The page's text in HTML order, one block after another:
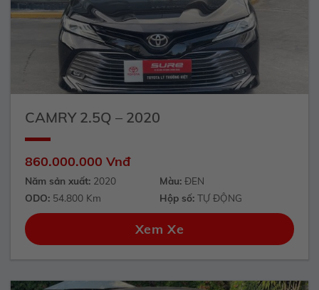
CAMRY 2.5Q – 2020
860.000.000 Vnđ
Năm sản xuất:2020 Màu: ĐEN
ODO:54.800 Km Hộp số: TỰ ĐỘNG
Xem Xe